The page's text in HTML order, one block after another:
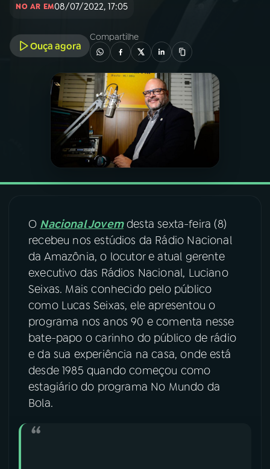
02A RÁDIO
03PROGRAMAÇÃO
PROGRAMAS
PODCASTS
VIDEOCASTS
08FESTIVAL DE MÚSICA
ACOMPANHE A RÁDIO NACIONAL
YouTube Facebook
Instagram X
TikTok
NO AR EM08/07/2022, 17:05
Ouça agora
Compartilhe
O Nacional Jovemdesta sexta-feira (8)
recebeu nos estúdios da Rádio Nacional
da Amazônia, o locutor e atual gerente
executivo das Rádios Nacional, Luciano
Seixas. Mais conhecido pelo público
como Lucas Seixas, ele apresentou o
programa nos anos 90 e comenta nesse
bate-papo o carinho do público de rádio
e da sua experiência na casa, onde está
desde 1985 quando começou como
estagiário do programa No Mundo da
Bola.